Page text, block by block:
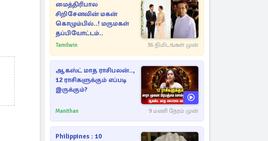
மைத்திரிபால
சிறிசேனவின் மகன்
கொழும்பில்..! மருமகள்
தப்பியோட்டம்..
Tamilwin 36 நிமிடங்கள் முன்
ஆகஸ்ட் மாத ராசிபலன்..,
12 ராசிகளுக்கும் எப்படி
இருக்கும்?
Manithan 9 மணி நேரம் முன்
Philippines : 10